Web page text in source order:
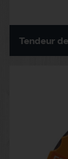
Tendeur